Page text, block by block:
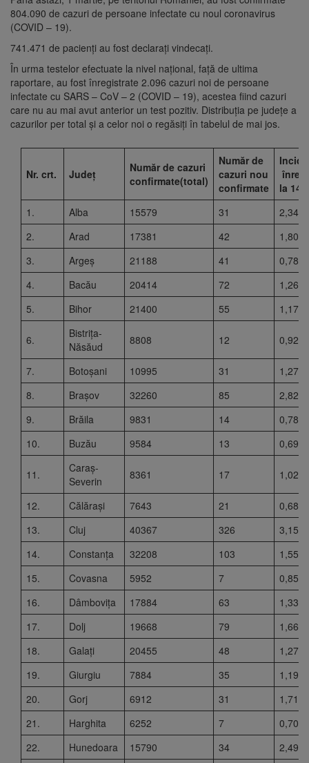
804.090 de cazuri de persoane infectate cu noul coronavirus
(COVID – 19).
741.471 de pacienți au fost declarați vindecați.
În urma testelor efectuate la nivel național, față de ultima
raportare, au fost înregistrate 2.096 cazuri noi de persoane
infectate cu SARS – CoV – 2 (COVID – 19), acestea fiind cazuri
care nu au mai avut anterior un test pozitiv. Distribuția pe județe a
cazurilor per total și a celor noi o regăsiți în tabelul de mai jos.
Nr. crt. Județ
Număr de cazuri
confirmate(total)
Număr de
cazuri nou
confirmate
la 14
1.
Alba 15579 31
2,34
2.
Arad 17381 42
1,80
3.
Argeș 21188 41
0,78
4.
Bacău 20414 72
1,26
5.
Bihor 21400 55 1,17
6.
Bistrița-
Năsăud
8808 12 0,92
7. Botoșani 10995 31
1,27
8.
Brașov 32260 85
2,82
9.
Brăila 9831 14
0,78
10.
Buzău 9584 13 0,69
11.
Caraș-
Severin
8361 17 1,02
12. Călărași 7643 21
0,68
13.
Cluj 40367 326
3,15
14.
Constanța 32208 103
1,55
15.
Covasna 5952 7
0,85
16.
Dâmbovița 17884 63
1,33
17.
Dolj 19668 79
1,66
18.
Galați 20455 48
1,27
19.
Giurgiu 7884 35
1,19
20.
Gorj 6912 31
1,71
21.
Harghita 6252 7
0,70
22.
Hunedoara 15790 34
2,49